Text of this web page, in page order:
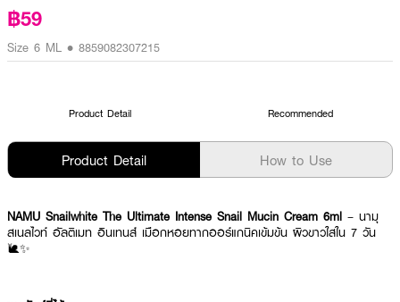
฿59
Size 6 ML • 8859082307215
Product Detail Recommended
Product Detail How to Use
NAMU Snailwhite The Ultimate Intense Snail Mucin Cream 6ml – นามุ
สเนลไวท์ อัลติเมท อินเทนส์ เมือกหอยทากออร์แกนิคเข้มข้น ผิวขาวใสใน 7 วัน
🐌✨